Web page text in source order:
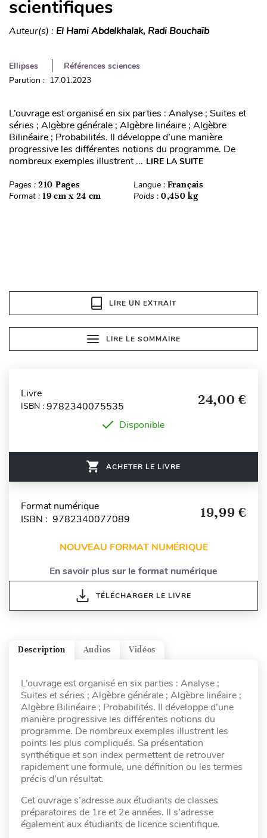
scientifiques
Auteur(s) : El Hami Abdelkhalak, Radi Bouchaïb
Ellipses
Références sciences
Parution : 17.01.2023
L’ouvrage est organisé en six parties : Analyse ; Suites et
séries ; Algèbre générale ; Algèbre linéaire ; Algèbre
Bilinéaire ; Probabilités. Il développe d’une manière
progressive les différentes notions du programme. De
nombreux exemples illustrent ... LIRE LA SUITE
Pages : 210 Pages Langue : Français
Format : 19 cm x 24 cm Poids : 0,450 kg
LIRE UN EXTRAIT
LIRE LE SOMMAIRE
Livre
ISBN : 9782340075535 24,00 €
Disponible
ACHETER LE LIVRE
Format numérique
ISBN : 9782340077089
19,99 €
NOUVEAU FORMAT NUMÉRIQUE
En savoir plus sur le format numérique
TÉLÉCHARGER LE LIVRE
Vidéos
Audios
Description
L’ouvrage est organisé en six parties : Analyse ;
Suites et séries ; Algèbre générale ; Algèbre linéaire ;
Algèbre Bilinéaire ; Probabilités. Il développe d’une
manière progressive les différentes notions du
programme. De nombreux exemples illustrent les
points les plus compliqués. Sa présentation
synthétique et son index permettent de retrouver
rapidement une formule, une définition ou les termes
précis d’un résultat.
Cet ouvrage s’adresse aux étudiants de classes
préparatoires de 1re et 2e années. Il s’adresse
également aux étudiants de licence scientifique.